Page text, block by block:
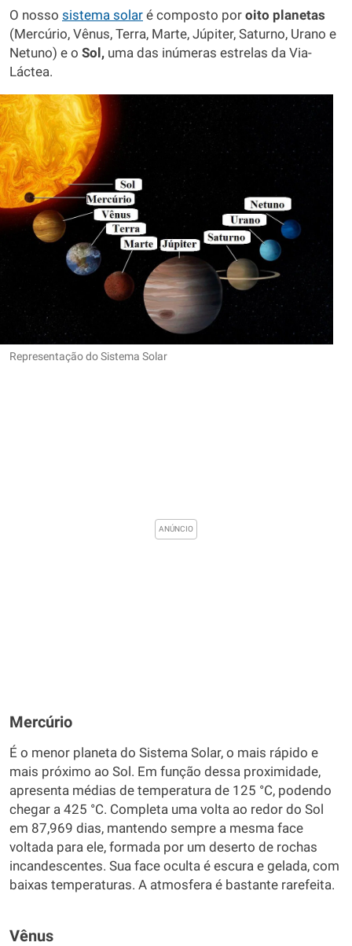
O nosso sistema solar é composto por oito planetas
(Mercúrio, Vênus, Terra, Marte, Júpiter, Saturno, Urano e
Netuno) e o Sol, uma das inúmeras estrelas da Via-
Láctea.
Representação do Sistema Solar
Mercúrio
É o menor planeta do Sistema Solar, o mais rápido e
mais próximo ao Sol. Em função dessa proximidade,
apresenta médias de temperatura de 125 °C, podendo
chegar a 425 °C. Completa uma volta ao redor do Sol
em 87,969 dias, mantendo sempre a mesma face
voltada para ele, formada por um deserto de rochas
incandescentes. Sua face oculta é escura e gelada, com
baixas temperaturas. A atmosfera é bastante rarefeita.
Vênus